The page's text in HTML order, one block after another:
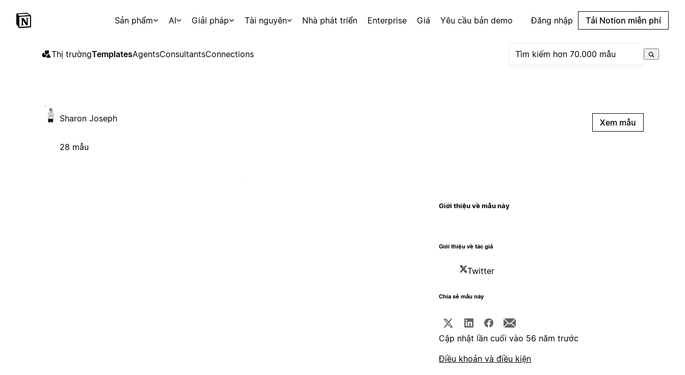
Sản phẩm AI Giải pháp Tài nguyên Nhà phát triển Enterprise Giá Yêu cầu bản demo Đăng nhập Tải Notion miễn phí
Thị trườngTemplatesAgentsConsultantsConnections
Sharon Joseph
28 mẫu
Xem mẫu
Giới thiệu về mẫu này
Giới thiệu về tác giả
Twitter
Chia sẻ mẫu này
Cập nhật lần cuối vào 56 năm trước
Điều khoản và điều kiện